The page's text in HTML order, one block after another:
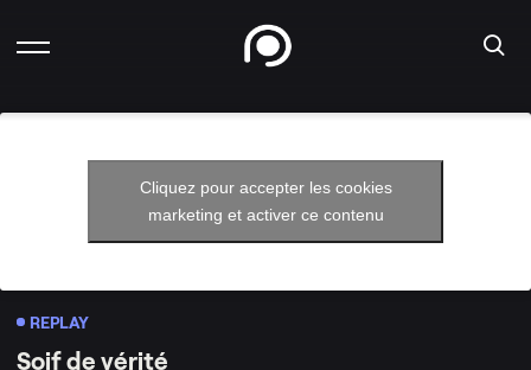
Cliquez pour accepter les cookies
marketing et activer ce contenu
REPLAY
Soif de vérité